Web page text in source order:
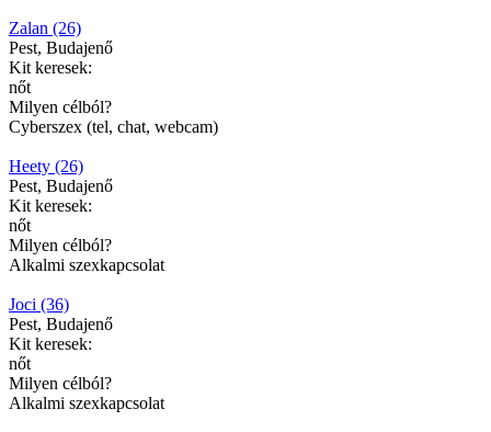
Zalan (26)
Pest, Budajenő
Kit keresek:
nőt
Milyen célból?
Cyberszex (tel, chat, webcam)
Heety (26)
Pest, Budajenő
Kit keresek:
nőt
Milyen célból?
Alkalmi szexkapcsolat
Joci (36)
Pest, Budajenő
Kit keresek:
nőt
Milyen célból?
Alkalmi szexkapcsolat